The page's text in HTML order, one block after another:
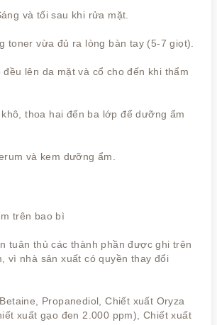
và tối sau khi rửa mặt.
toner vừa đủ ra lòng bàn tay (5-7 giọt).
đều lên da mặt và cổ cho đến khi thẩm
thoa hai đến ba lớp để dưỡng ẩm
và kem dưỡng ẩm
trên bao bì
tuân thủ các thành phần được ghi trên
vì nhà sản xuất có quyền thay đổi
Propanediol, Chiết xuất Oryza
xuất gạo đen 2.000 ppm), Chiết xuất